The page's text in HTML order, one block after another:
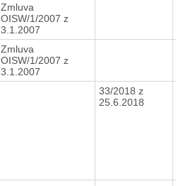
Zmluva
OISW/1/2007 z
3.1.2007
Zmluva
OISW/1/2007 z
3.1.2007
33/2018 z
25.6.2018